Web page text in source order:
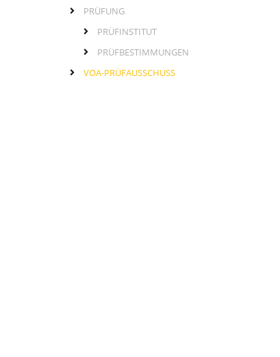
PRÜFUNG
PRÜFINSTITUT
PRÜFBESTIMMUNGEN
VOA-PRÜFAUSSCHUSS